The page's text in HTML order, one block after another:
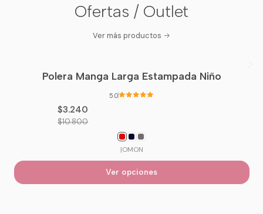
Ofertas / Outlet
Ver más productos
OFF
Polera Manga Larga Estampada Niño
5.0
$3.240
$10.800
|OMON
Ver opciones